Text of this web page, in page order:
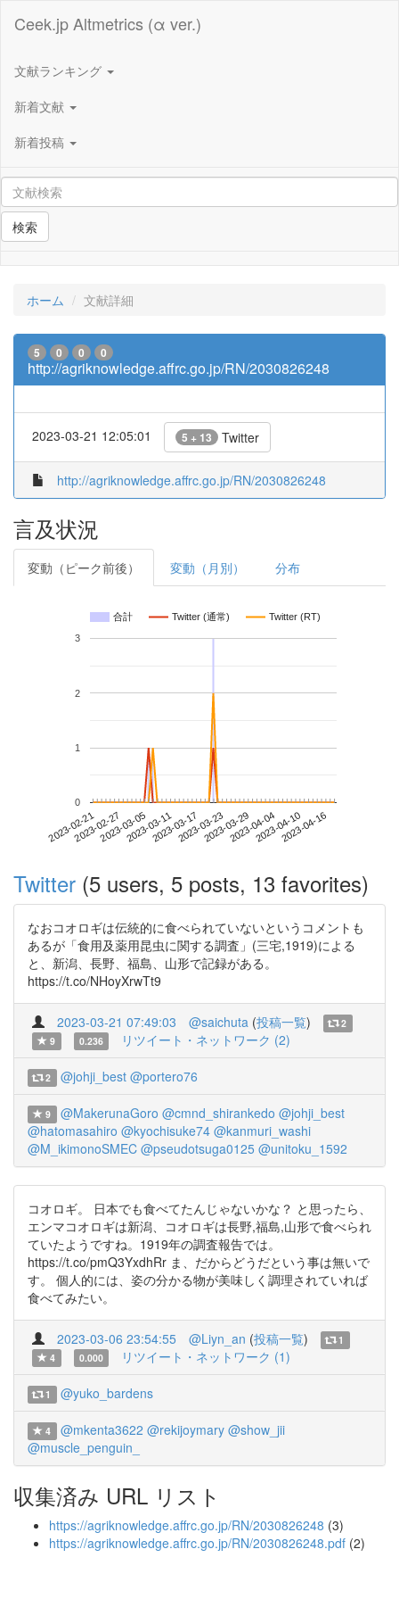
Ceek.jp Altmetrics (α ver.)
文献ランキング
新着文献
新着投稿
検索
ホーム 文献詳細
5 0 0 0
http://agriknowledge.affrc.go.jp/RN/2030826248
2023-03-21 12:05:01 5 + 13 Twitter
http://agriknowledge.affrc.go.jp/RN/2030826248
言及状況
変動（ピーク前後） 変動（月別） 分布
合計 Twitter (通常) Twitter (RT)
2023-02-212023-02-272023-03-052023-03-112023-03-172023-03-232023-03-292023-04-042023-04-102023-04-16
0
1
2
3
Twitter (5 users, 5 posts, 13 favorites)
なおコオロギは伝統的に食べられていないというコメントも
あるが「食用及薬用昆虫に関する調査」(三宅,1919)による
と、新潟、長野、福島、山形で記録がある。
https://t.co/NHoyXrwTt9
2023-03-21 07:49:03 @saichuta (投稿一覧)
2
9
0.236 リツイート・ネットワーク (2)
2 @johji_best @portero76
9 @MakerunaGoro @cmnd_shirankedo @johji_best
@hatomasahiro @kyochisuke74 @kanmuri_washi
@M_ikimonoSMEC @pseudotsuga0125 @unitoku_1592
コオロギ。 日本でも食べてたんじゃないかな？ と思ったら、
エンマコオロギは新潟、コオロギは長野,福島,山形で食べられ
ていたようですね。1919年の調査報告では。
https://t.co/pmQ3YxdhRr ま、だからどうだという事は無いで
す。 個人的には、姿の分かる物が美味しく調理されていれば
食べてみたい。
2023-03-06 23:54:55 @Liyn_an (投稿一覧)
1
4
0.000 リツイート・ネットワーク (1)
1 @yuko_bardens
4 @mkenta3622 @rekijoymary @show_jii
@muscle_penguin_
収集済み URL リスト
https://agriknowledge.affrc.go.jp/RN/2030826248 (3)
https://agriknowledge.affrc.go.jp/RN/2030826248.pdf (2)